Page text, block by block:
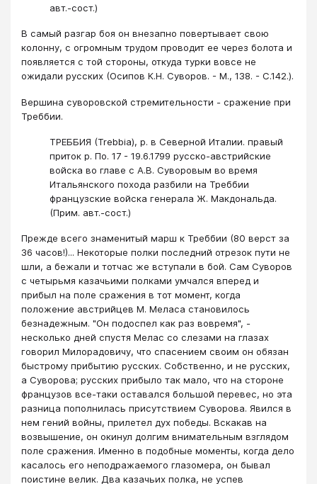
авт.-сост.)
В самый разгар боя он внезапно повертывает свою
колонну, с огромным трудом проводит ее через болота и
появляется с той стороны, откуда турки вовсе не
ожидали русских (Осипов К.Н. Суворов. - М., 138. - С.142.).
Вершина суворовской стремительности - сражение при
Треббии.
ТРЕББИЯ (Trebbia), р. в Северной Италии. правый
приток р. По. 17 - 19.6.1799 русско-австрийские
войска во главе с А.В. Суворовым во время
Итальянского похода разбили на Треббии
французские войска генерала Ж. Макдональда.
(Прим. авт.-сост.)
Прежде всего знаменитый марш к Треббии (80 верст за
36 часов!)... Некоторые полки последний отрезок пути не
шли, а бежали и тотчас же вступали в бой. Сам Суворов
с четырьмя казачьими полками умчался вперед и
прибыл на поле сражения в тот момент, когда
положение австрийцев М. Меласа становилось
безнадежным. "Он подоспел как раз вовремя", -
несколько дней спустя Мелас со слезами на глазах
говорил Милорадовичу, что спасением своим он обязан
быстрому прибытию русских. Собственно, и не русских,
а Суворова; русских прибыло так мало, что на стороне
французов все-таки оставался большой перевес, но эта
разница пополнилась присутствием Суворова. Явился в
нем гений войны, прилетел дух победы. Вскакав на
возвышение, он окинул долгим внимательным взглядом
поле сражения. Именно в подобные моменты, когда дело
касалось его неподражаемого глазомера, он бывал
поистине велик. Два казачьих полка, не успев